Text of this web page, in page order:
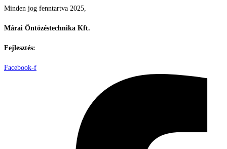
Minden jog fenntartva 2025,
Márai Öntözéstechnika Kft.
Fejlesztés:
Facebook-f